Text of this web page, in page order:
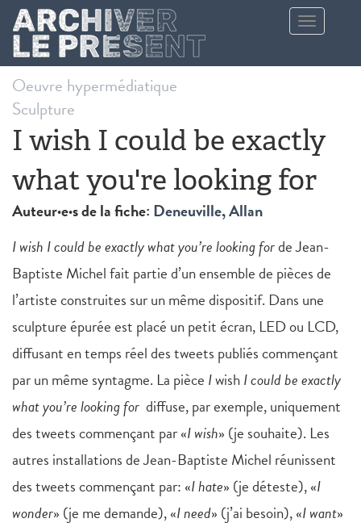
Aller au contenu principal
Toggle
navigation
Oeuvre hypermédiatique
Sculpture
I wish I could be exactly
what you're looking for
Auteur·e·s de la fiche: Deneuville, Allan
I wish I could be exactly what you’re looking forde Jean-
Baptiste Michel fait partie d’un ensemble de pièces de
l’artiste construites sur un même dispositif. Dans une
sculpture épurée est placé un petit écran, LED ou LCD,
diffusant en temps réel des tweets publiés commençant
par un même syntagme. La pièce IwishI could be exactly
what you’re looking for diffuse, par exemple, uniquement
des tweets commençant par «I wish» (je souhaite). Les
autres installations de Jean-Baptiste Michel réunissent
des tweets commençant par: «I hate» (je déteste), «I
wonder» (je me demande), «I need» (j’ai besoin), «I want»